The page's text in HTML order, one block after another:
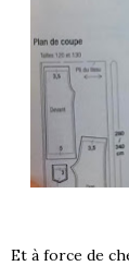
Et à force de